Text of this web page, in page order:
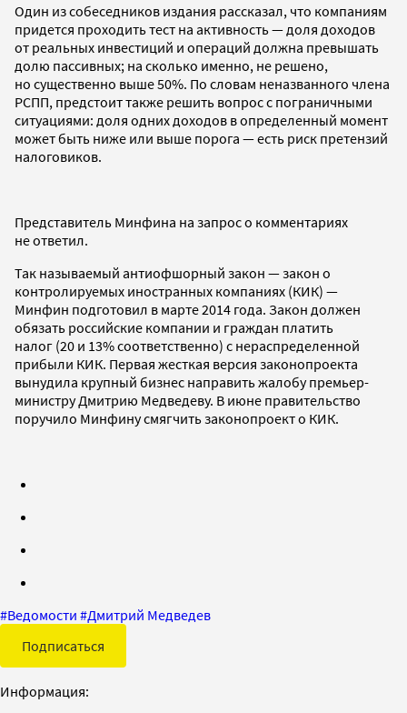
Один из собеседников издания рассказал, что компаниям
придется проходить тест на активность — доля доходов
от реальных инвестиций и операций должна превышать
долю пассивных; на сколько именно, не решено,
но существенно выше 50%. По словам неназванного члена
РСПП, предстоит также решить вопрос с пограничными
ситуациями: доля одних доходов в определенный момент
может быть ниже или выше порога — есть риск претензий
налоговиков.
Представитель Минфина на запрос о комментариях
не ответил.
Так называемый антиофшорный закон — закон о
контролируемых иностранных компаниях (КИК) —
Минфин подготовил в марте 2014 года. Закон должен
обязать российские компании и граждан платить
налог (20 и 13% соответственно) с нераспределенной
прибыли КИК. Первая жесткая версия законопроекта
вынудила крупный бизнес направить жалобу премьер-
министру Дмитрию Медведеву. В июне правительство
поручило Минфину смягчить законопроект о КИК.
#Ведомости #Дмитрий Медведев
Подписаться
Информация: